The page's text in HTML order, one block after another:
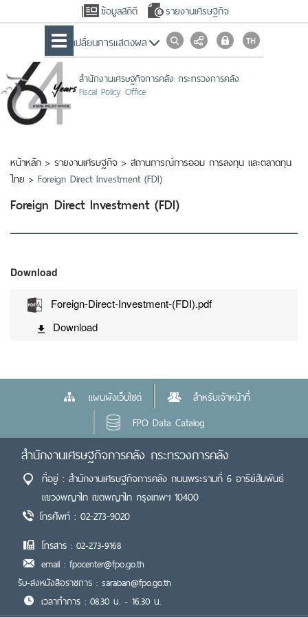
ข้อมูลสถิติ รายงานเศรษฐกิจ
เปลื่ยนการแสดงผล
สำนักงานเศรษฐกิจการคลัง กระทรวงการคลัง
Fiscal Policy Office
หน้าหลัก > รายงานเศรษฐกิจ > สถานการณ์การออม การลงทุน และตลาดทุน
ไทย > Foreign Direct Investment (FDI)
Foreign Direct Investment (FDI)
Download
Foreign-Direct-Investment-(FDI).pdf
Download
แผนผังเว็บไซต์
สำหรับเจ้าหน้าที่
FPO Data Catalog
สำนักงานเศรษฐกิจการคลัง กระทรวงการคลัง
ที่อยู่ : สำนักงานเศรษฐกิจการคลัง ถนนพระรามที่ 6 อารีย์สัมพันธ์
แขวงพญาไท เขตพญาไท กรุงเทพฯ 10400
โทรศัพท์ : 02-273-9020
โทรสาร : 02-273-9168
email : fpocenter@fpo.go.th
รับ-ส่งหนังสือราชการ : saraban@fpo.go.th
เวลาทำการ : 08.30 น. - 16.30 น.